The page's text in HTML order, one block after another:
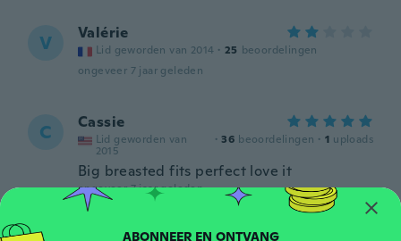
V Valérie
Lid geworden van 2014 · 25 beoordelingen
ongeveer 7 jaar geleden
C Cassie
Lid geworden van
2015
· 36 beoordelingen · 1 uploads
Big breasted fits perfect love it
ongeveer 7 jaar geleden
ABONNEER EN ONTVANG